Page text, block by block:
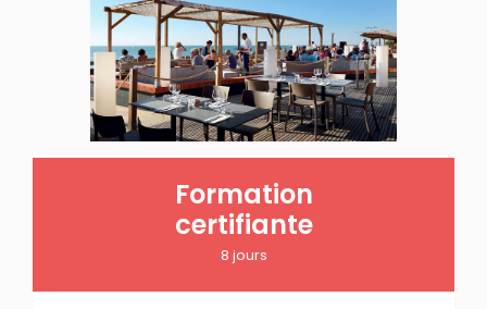
Formation
certifiante
8 jours